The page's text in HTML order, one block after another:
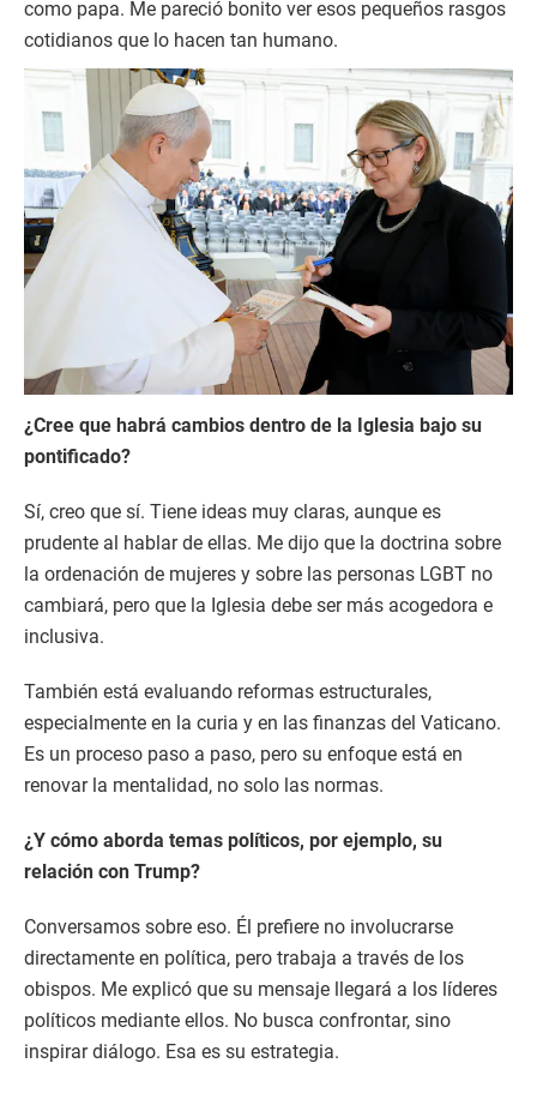
como papa. Me pareció bonito ver esos pequeños rasgos
cotidianos que lo hacen tan humano.
¿Cree que habrá cambios dentro de la Iglesia bajo su
pontificado?
Sí, creo que sí. Tiene ideas muy claras, aunque es
prudente al hablar de ellas. Me dijo que la doctrina sobre
la ordenación de mujeres y sobre las personas LGBT no
cambiará, pero que la Iglesia debe ser más acogedora e
inclusiva.
También está evaluando reformas estructurales,
especialmente en la curia y en las finanzas del Vaticano.
Es un proceso paso a paso, pero su enfoque está en
renovar la mentalidad, no solo las normas.
¿Y cómo aborda temas políticos, por ejemplo, su
relación con Trump?
Conversamos sobre eso. Él prefiere no involucrarse
directamente en política, pero trabaja a través de los
obispos. Me explicó que su mensaje llegará a los líderes
políticos mediante ellos. No busca confrontar, sino
inspirar diálogo. Esa es su estrategia.